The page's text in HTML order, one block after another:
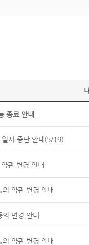
종료 안내
일시 중단 안내(5/19)
관 변경 안내
동의 약관 변경 안내
의 변경 안내
동의 약관 변경 안내